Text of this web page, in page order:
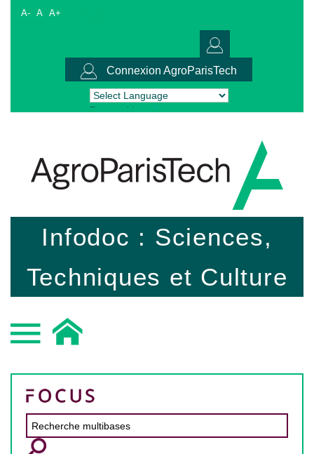
A- A A+
Connexion AgroParisTech
Powered by Translate
Infodoc : Sciences,
Techniques et Culture